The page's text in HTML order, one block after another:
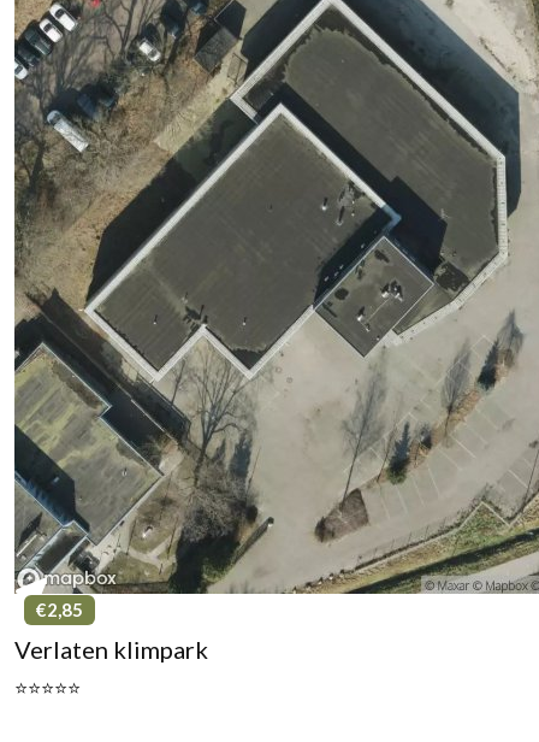
€2,85
Verlaten klimpark
⭐⭐⭐⭐⭐